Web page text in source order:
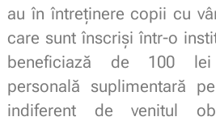
au în întreținere copii cu
care sunt înscriși într-o
beneficiază de 100
personală suplimentară
indiferent de venitul